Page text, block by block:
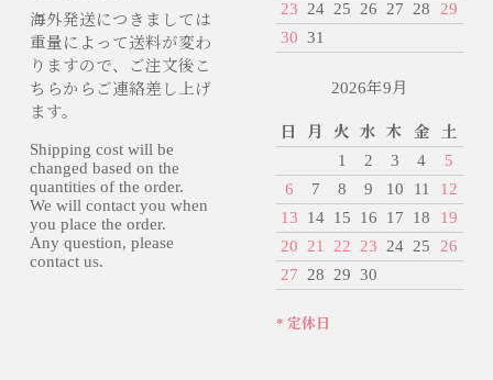
海外発送につきましては
重量によって送料が変わ
りますので、ご注文後こ
ちらからご連絡差し上げ
ます。
Shipping cost will be
changed based on the
quantities of the order.
We will contact you when
you place the order.
Any question, please
contact us.
23 24 25 26 27 28
29
30 31
2026年9月
日 月 火 水 木 金
土
1
2 3 4
5
6
7 8 9 10 11
12
13
14 15 16 17 18
19
20 21 22 23 24 25
26
27 28 29 30
* 定休日